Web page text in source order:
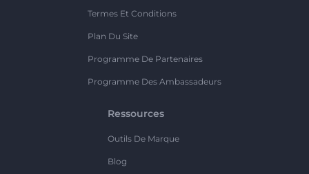
Termes Et Conditions
Plan Du Site
Programme De Partenaires
Programme Des Ambassadeurs
Ressources
Outils De Marque
Blog